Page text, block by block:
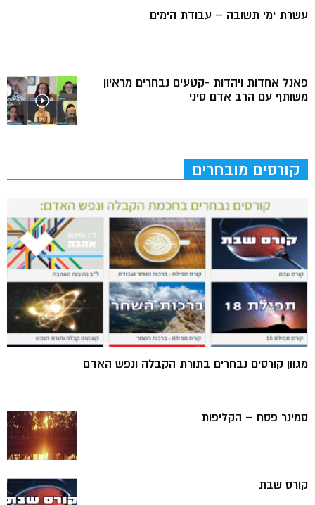
עשרת ימי תשובה – עבודת הימים
פאנל אחדות ויהדות -קטעים נבחרים מראיון
משותף עם הרב אדם סיני
קורסים מובחרים
מגוון קורסים נבחרים בתורת הקבלה ונפש האדם
סמינר פסח – הקליפות
קורס שבת